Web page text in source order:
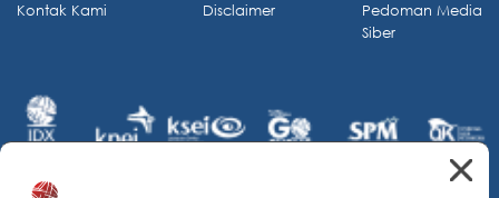
Kontak Kami
Disclaimer
Pedoman Media
Siber